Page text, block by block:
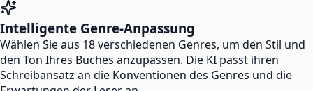
Intelligente Genre-Anpassung
Wählen Sie aus 18 verschiedenen Genres, um den Stil und
den Ton Ihres Buches anzupassen. Die KI passt ihren
Schreibansatz an die Konventionen des Genres und die